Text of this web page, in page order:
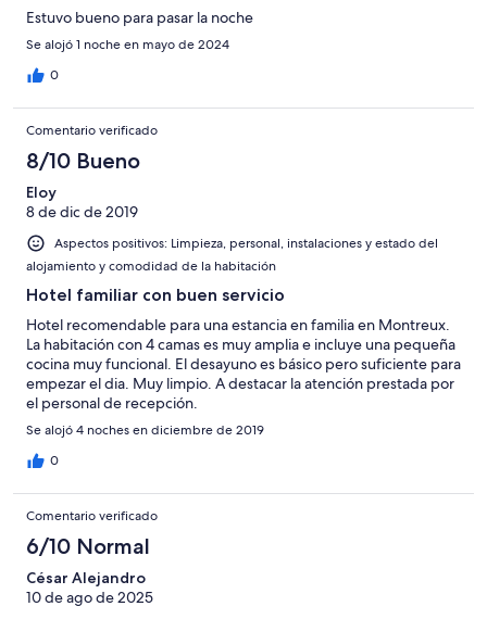
Estuvo bueno para pasar la noche
Se alojó 1 noche en mayo de 2024
0
Comentario verificado
8/10 Bueno
Eloy
8 de dic de 2019
Aspectos positivos: Limpieza, personal, instalaciones y estado del
alojamiento y comodidad de la habitación
Hotel familiar con buen servicio
Hotel recomendable para una estancia en familia en Montreux.
La habitación con 4 camas es muy amplia e incluye una pequeña
cocina muy funcional. El desayuno es básico pero suficiente para
empezar el dia. Muy limpio. A destacar la atención prestada por
el personal de recepción.
Se alojó 4 noches en diciembre de 2019
0
Comentario verificado
6/10 Normal
César Alejandro
10 de ago de 2025